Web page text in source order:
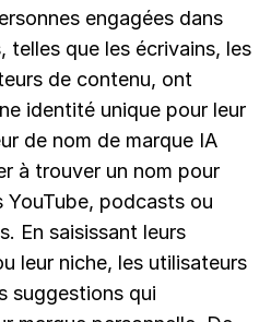
engagées dans
que les écrivains, les
de contenu, ont
identité unique pour leur
de nom de marque IA
à trouver un nom pour
YouTube, podcasts ou
En saisissant leurs
leur niche, les utilisateurs
suggestions qui